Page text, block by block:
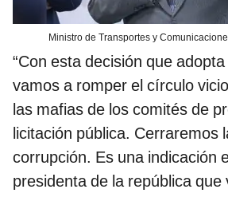
Ministro de Transportes y
“Con esta decisión que
vamos a romper el círculo
las mafias de los comités de
licitación pública. Cerraremos
corrupción. Es una indicación
presidenta de la república que